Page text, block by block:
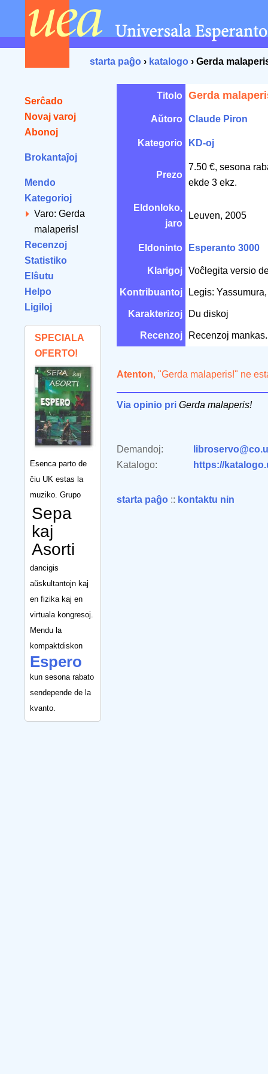
starta paĝo › katalogo › Gerda
Serĉado
Novaj varoj
Abonoj
Brokantaĵoj
Mendo
Kategorioj
Varo: Gerda
malaperis!
Recenzoj
Statistiko
Elŝutu
Helpo
Ligiloj
SPECIALA
OFERTO!
Esenca parto de
ĉiu UK estas la
muziko. Grupo
Sepa
kaj
Asorti
dancigis
aŭskultantojn kaj
en fizika kaj en
virtuala kongresoj.
Mendu la
kompaktdiskon
Espero
kun sesona rabato
sendepende de la
kvanto.
Titolo Gerda
Aŭtoro Claude Piron
Kategorio KD-oj
Prezo
7.50 €, sesona
ekde 3 ekz.
Eldonloko,
jaro
Leuven, 2005
Eldoninto Esperanto 3000
Klarigoj Voĉlegita versio
Kontribuantoj Legis:
Karakterizoj Du diskoj
Recenzoj Recenzoj mankas.
Atenton, "Gerda malaperis!" ne
Via opinio pri Gerda malaperis!
Demandoj:
Katalogo:
https://
starta paĝo :: kontaktu nin